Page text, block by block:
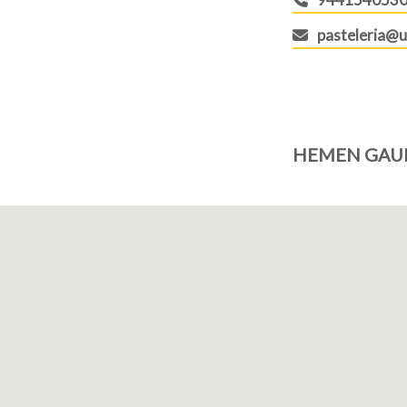
HEMEN